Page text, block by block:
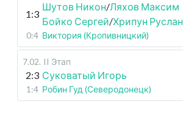
1:3
Шутов Никон/Ляхов Максим
Бойко Сергей/Хрипун Руслан
0:4 Виктория (Кропивницкий)
7.02. II Этап
2:3 Суковатый Игорь
1:4 Робин Гуд (Северодонецк)